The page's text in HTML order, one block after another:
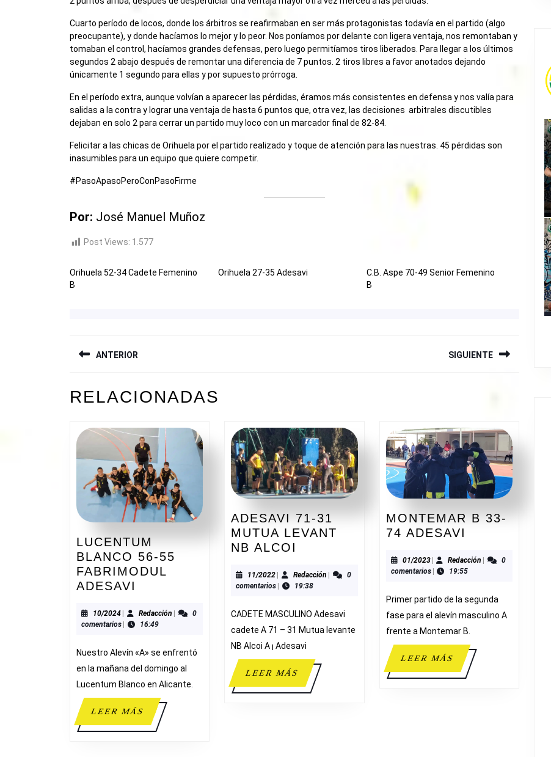
Cuarto período de locos, donde los árbitros se reafirmaban en ser más protagonistas todavía en el partido (algo
preocupante), y donde hacíamos lo mejor y lo peor. Nos poníamos por delante con ligera ventaja, nos remontaban y
tomaban el control, hacíamos grandes defensas, pero luego permitíamos tiros liberados. Para llegar a los últimos
segundos 2 abajo después de remontar una diferencia de 7 puntos. 2 tiros libres a favor anotados dejando
únicamente 1 segundo para ellas y por supuesto prórroga.
En el período extra, aunque volvían a aparecer las pérdidas, éramos más consistentes en defensa y nos valía para
salidas a la contra y lograr una ventaja de hasta 6 puntos que, otra vez, las decisiones arbitrales discutibles
dejaban en solo 2 para cerrar un partido muy loco con un marcador final de 82-84.
Felicitar a las chicas de Orihuela por el partido realizado y toque de atención para las nuestras. 45 pérdidas son
inasumibles para un equipo que quiere competir.
#PasoApasoPeroConPasoFirme
Por: José Manuel Muñoz
Post Views: 1.577
Orihuela 52-34 Cadete Femenino
B
Orihuela 27-35 Adesavi
C.B. Aspe 70-49 Senior Femenino
B
DE
ENTRADAS
ANTERIOR
anterior:
SIGUIENTE
RELACIONADAS
LUCENTUM
BLANCO 56-55
FABRIMODUL
ADESAVI
56-
55
ADESAVI
10/202410/2024RedacciónRedacción
0
comentarios
16:49
Nuestro Alevín «A» se enfrentó
en la mañana del domingo al
Lucentum Blanco en Alicante.
LEER MÁSLEER
MÁS
ADESAVI 71-31
MUTUA LEVANT
NB ALCOI
31
MUTUA
NB
ALCOI
11/202211/2022Redacción Redacción
0
comentarios
19:38
CADETE MASCULINO Adesavi
cadete A 71 – 31 Mutua levante
NB Alcoi A ¡ Adesavi
LEER MÁSLEER
MÁS
MONTEMAR B 33-
74 ADESAVI
33-
74
01/202301/2023Redacción Redacción
0
comentarios
19:55
Primer partido de la segunda
fase para el alevín masculino A
frente a Montemar B.
LEER MÁSLEER
MÁS